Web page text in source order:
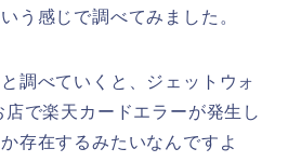
う感じで調べてみました。
調べていくと、ジェットウォ
で楽天カードエラーが発生し
存在するみたいなんですよ